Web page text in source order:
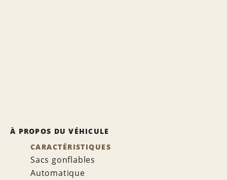
À PROPOS DU VÉHICULE
CARACTÉRISTIQUES
Sacs gonflables
Automatique